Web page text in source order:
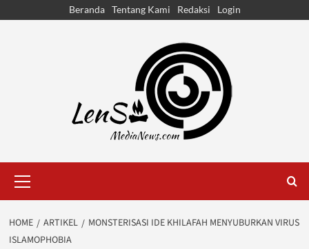
Beranda Tentang Kami Redaksi Login
Menu
HOME ARTIKEL
MONSTERISASI IDE KHILAFAH MENYUBURKAN VIRUS
ISLAMOPHOBIA